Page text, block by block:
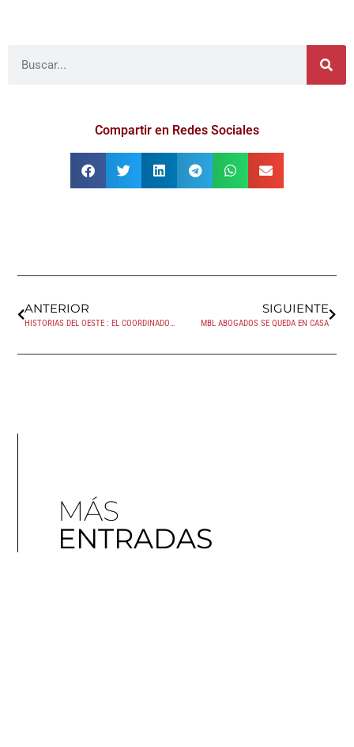
Compartir en Redes Sociales
ANTERIOR
HISTORIAS DEL OESTE : EL COORDINADOR DE PARENTALIDAD
SIGUIENTE
MBL ABOGADOS SE QUEDA EN CASA
MÁS
ENTRADAS